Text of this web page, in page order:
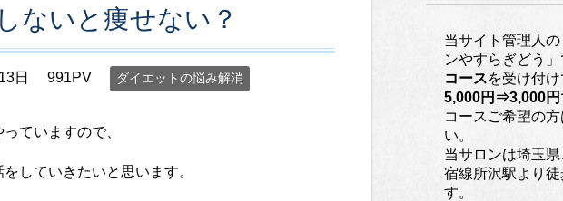
ないと痩せない？
日 991PV ダイエットの悩み解消
ていますので、
していきたいと思います。
当サイト管理人
ンやすらぎどう」
コースを受け付
5,000円⇒3,000円
コースご希望の
い。
当サロンは埼玉
宿線所沢駅より
す。